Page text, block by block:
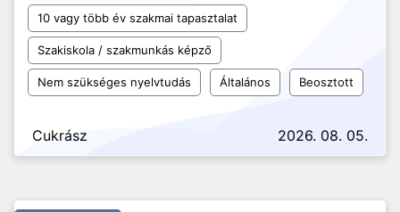
10 vagy több év szakmai tapasztalat
Szakiskola / szakmunkás képző
Nem szükséges nyelvtudás Általános Beosztott
Cukrász 2026. 08. 05.